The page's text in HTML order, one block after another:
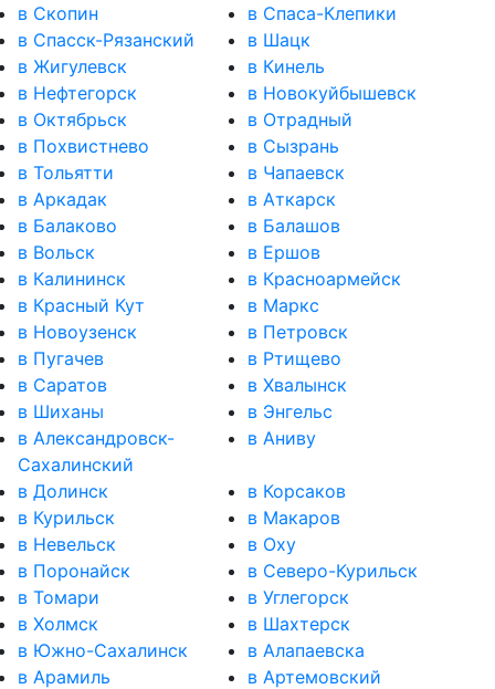
в Скопин
в Спаса-Клепики
в Спасск-Рязанский
в Шацк
в Жигулевск
в Кинель
в Нефтегорск
в Новокуйбышевск
в Октябрьск
в Отрадный
в Похвистнево
в Сызрань
в Тольятти
в Чапаевск
в Аркадак
в Аткарск
в Балаково
в Балашов
в Вольск
в Ершов
в Калининск
в Красноармейск
в Красный Кут
в Маркс
в Новоузенск
в Петровск
в Пугачев
в Ртищево
в Саратов
в Хвалынск
в Шиханы
в Энгельс
в Александровск-
Сахалинский
в Аниву
в Долинск
в Корсаков
в Курильск
в Макаров
в Невельск
в Оху
в Поронайск
в Северо-Курильск
в Томари
в Углегорск
в Холмск
в Шахтерск
в Южно-Сахалинск
в Алапаевска
в Арамиль
в Артемовский